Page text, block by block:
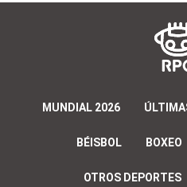
MUNDIAL 2026
BÉISBOL BOXEO
OTROS DEPORTES